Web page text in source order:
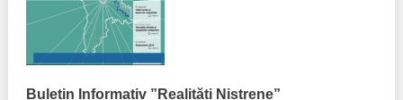
Buletin Informativ ”Realități Nistrene”